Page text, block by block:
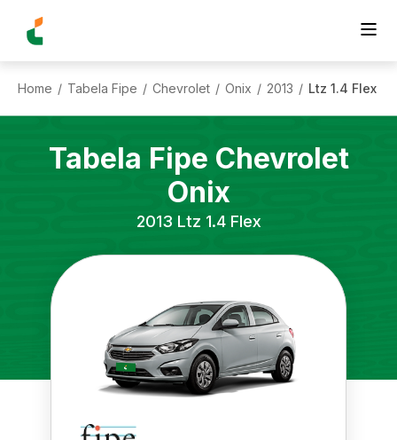
Home / Tabela Fipe / Chevrolet / Onix / 2013 / Ltz 1.4 Flex
Tabela Fipe Chevrolet
Onix
2013 Ltz 1.4 Flex